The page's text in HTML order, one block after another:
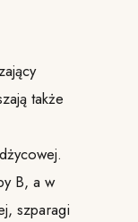
także
B, a w
szparagi